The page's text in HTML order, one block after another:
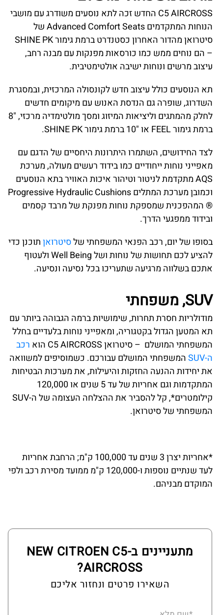
C5 AIRCROSS החדש זכה לתא נוסעים משודרג עם מושבי
הנוחות המתקדמים Advanced Comfort Seats של
סיטרואן מהדור האחרון כסטנדרט ברמת גימור SHINE PK
– הם נוחים ממש כמו כורסאות מפנקות עם מבנה רחב,
עיצוב מרשים ונוחות ישיבה אולטימטיבית.
תא הנוסעים כולל עיצוב חדש לקונסולה המרכזית, ובמסגרת
השדרוג, שופרה גם הנדסת האנוש עם מיקומים חדשים
לחלק מהמתגים וליציאות המיזוג ומסך מולטימדיה מרכזי, "8
ברמת גימור FEEL או "10 ברמת גימור SHINE PK.
לצד החידושים, השתמרו היתרונות היחסיים של הדגם עם
מאפייני נוחות ייחודיים כמו בידוד רעשים מעולה, מערכת
AQS מתקדמת לניטור וטיהור איכות האוויר בתא הנוסעים
וכמובן מערכת המתלים Progressive Hydraulic Cushions
® המהפכנית שמספקת נוחות מפנקת של מרבד קסמים
ובידוד ממפגעי הדרך.
בסופו של יום, רכב הפנאי המשפחתי שלסיטרואןתוכנן כדי
להציע לכם תחושות של נוחות ושל Well Being ולעטוף
אתכם בשלווה מרגיעה שתעריכו בכל נסיעה ונסיעה.
SUV, משפחתי
מודולריות חסרת תחרות, שימושיות ברמה הגבוהה ביותר עם
תא המטען הגדול בקטגוריה, ומאפייני נוחות בלעדיים בחלל
המשפחתי המושלם – סיטרואן C5 AIRCROSS הוא
רכב
ה-SUV
המשפחתי המושלם עבורכם. כשמוסיפים למשוואה
את יחידות ההנעה החזקות והיעילות, את מערכות הבטיחות
המתקדמות וגם אחריות של עד 5 שנים או 120,000
קילומטרים*, קל להסביר את ההצלחה העצומה של ה-SUV
המשפחתי של סיטרואן.
*אחריות יצרן 3 שנים עד 100,000 ק"מ; הרחבת אחריות
לעד שנתיים נוספות ו-120,000 ק"מ ממועד מסירת רכב ולפי
המוקדם מבניהם.
מתעניינים ב-NEW CITROEN C5
AIRCROSS?
השאירו פרטים ונחזור אליכם